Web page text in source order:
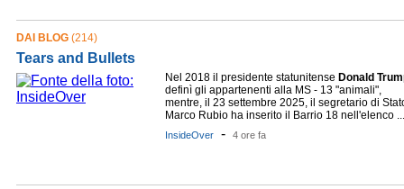
DAI BLOG (214)
Tears and Bullets
Nel 2018 il presidente statunitense Donald
definì gli appartenenti alla MS - 13 "animali",
mentre, il 23 settembre 2025, il segretario di
Marco Rubio ha inserito il Barrio 18 nell'elenco ...
InsideOver - 4 ore fa